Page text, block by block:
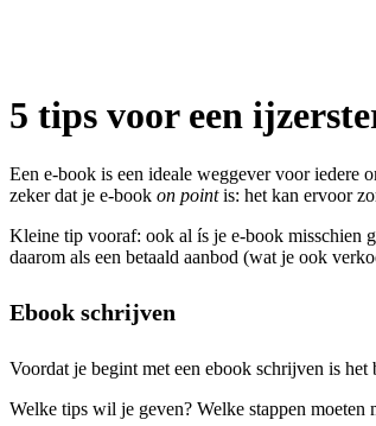
5 tips voor een
Een e-book is een ideale weggever voor iedere
zeker dat je e-book on pointis: het kan ervoor
Kleine tip vooraf: ook al ís je e-book misschien
daarom als een betaald aanbod (wat je ook
Ebook schrijven
Voordat je begint met een ebook schrijven is
Welke tips wil je geven? Welke stappen